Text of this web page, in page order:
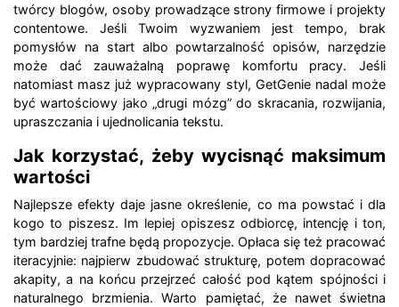
twórcy blogów, osoby prowadzące strony firmowe i projekty
contentowe. Jeśli Twoim wyzwaniem jest tempo, brak
pomysłów na start albo powtarzalność opisów, narzędzie
może dać zauważalną poprawę komfortu pracy. Jeśli
natomiast masz już wypracowany styl, GetGenie nadal może
być wartościowy jako „drugi mózg” do skracania, rozwijania,
upraszczania i ujednolicania tekstu.
Jak korzystać, żeby wycisnąć maksimum
wartości
Najlepsze efekty daje jasne określenie, co ma powstać i dla
kogo to piszesz. Im lepiej opiszesz odbiorcę, intencję i ton,
tym bardziej trafne będą propozycje. Opłaca się też pracować
iteracyjnie: najpierw zbudować strukturę, potem dopracować
akapity, a na końcu przejrzeć całość pod kątem spójności i
naturalnego brzmienia. Warto pamiętać, że nawet świetna